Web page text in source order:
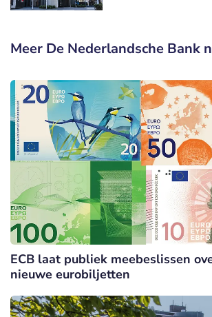
Meer De Nederlandsche Bank
ECB laat publiek meebeslissen
nieuwe eurobiljetten